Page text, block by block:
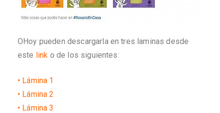
OHoy pueden descargarla en tres laminas desde
este link o de los siguientes:
• Lámina 1
• Lámina 2
• Lámina 3